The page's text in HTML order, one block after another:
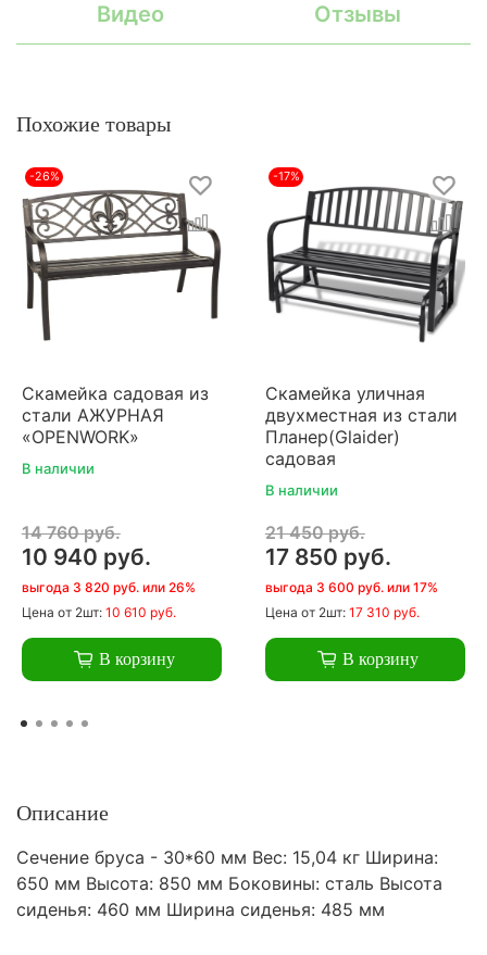
Видео
Отзывы
Похожие товары
-26%
Скамейка садовая из
стали АЖУРНАЯ
«OPENWORK»
В наличии
14 760 руб.
10 940 руб.
выгода 3 820 руб. или 26%
Цена от 2шт: 10 610 руб.
В корзину
-17%
Скамейка уличная
двухместная из стали
Планер(Glaider)
садовая
В наличии
21 450 руб.
17 850 руб.
выгода 3 600 руб. или 17%
Цена от 2шт: 17 310 руб.
В корзину
Описание
Сечение бруса - 30*60 мм Вес: 15,04 кг Ширина:
650 мм Высота: 850 мм Боковины: сталь Высота
сиденья: 460 мм Ширина сиденья: 485 мм